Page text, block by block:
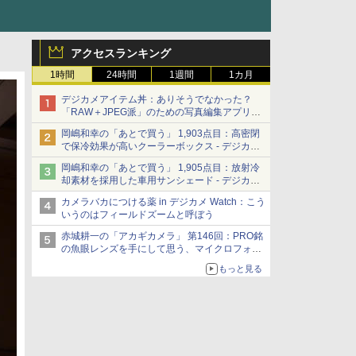
アクセスランキング
1時間 24時間 1週間 1カ月
デジカメアイテム丼：ありそうでなかった？
「RAW＋JPEG派」のための写真編集アプリ
カメラデフォルトのJPEGを大切にする
「Filmator」
岡嶋和幸の「あとで買う」 1,903点目：高密閉
で保冷効果が高いクーラーボックス - デジカメ
Watch
岡嶋和幸の「あとで買う」 1,905点目：放射冷
却素材を採用した車用サンシェード - デジカメ
Watch
カメラバカにつける薬 in デジカメ Watch：こう
いうのはフィールドズームと呼ぼう
赤城耕一の「アカギカメラ」 第146回：PRO銘
の魚眼レンズを手にして思う、マイクロフォー
もっと見る